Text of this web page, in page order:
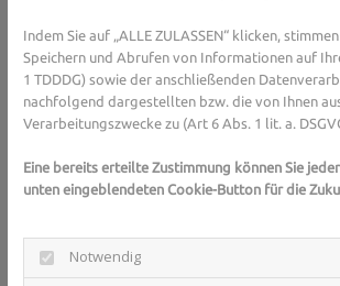
durch Haarausfall, stumpfes und
Trockenheit, Juckreiz und
Erhöhte Infektanfälligkeit &
Ohne Vitamin D fällt es dem Körper
Immunsystem aufrechtzuerhalten.
Infekte und Krankheiten sind
Wundheilung.
Weise die Muskeln aufzubauen und zu
Indem Sie auf „ALLE ZULASSEN“ klicken,
Speichern und Abrufen von Informationen auf
1 TDDDG) sowie der anschließenden
nachfolgend dargestellten bzw. die von Ihnen
Verarbeitungszwecke zu (Art 6 Abs. 1 lit. a.
Eine bereits erteilte Zustimmung können Sie
unten eingeblendeten Cookie-Button für die
Notwendig